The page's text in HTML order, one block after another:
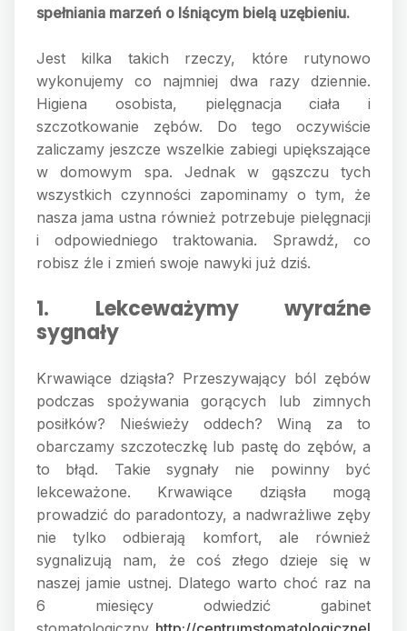
spełniania marzeń o lśniącym bielą uzębieniu.
Jest kilka takich rzeczy, które rutynowo
wykonujemy co najmniej dwa razy dziennie.
Higiena osobista, pielęgnacja ciała i
szczotkowanie zębów. Do tego oczywiście
zaliczamy jeszcze wszelkie zabiegi upiększające
w domowym spa. Jednak w gąszczu tych
wszystkich czynności zapominamy o tym, że
nasza jama ustna również potrzebuje pielęgnacji
i odpowiedniego traktowania. Sprawdź, co
robisz źle i zmień swoje nawyki już dziś.
1. Lekceważymy wyraźne
sygnały
Krwawiące dziąsła? Przeszywający ból zębów
podczas spożywania gorących lub zimnych
posiłków? Nieświeży oddech? Winą za to
obarczamy szczoteczkę lub pastę do zębów, a
to błąd. Takie sygnały nie powinny być
lekceważone. Krwawiące dziąsła mogą
prowadzić do paradontozy, a nadwrażliwe zęby
nie tylko odbierają komfort, ale również
sygnalizują nam, że coś złego dzieje się w
naszej jamie ustnej. Dlatego warto choć raz na
6 miesięcy odwiedzić gabinet